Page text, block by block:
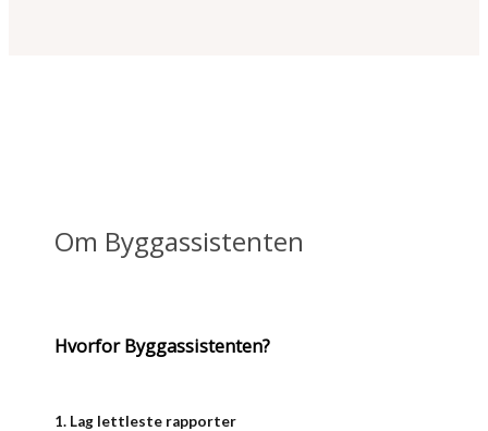
Om Byggassistenten
Hvorfor Byggassistenten?
1. Lag lettleste rapporter